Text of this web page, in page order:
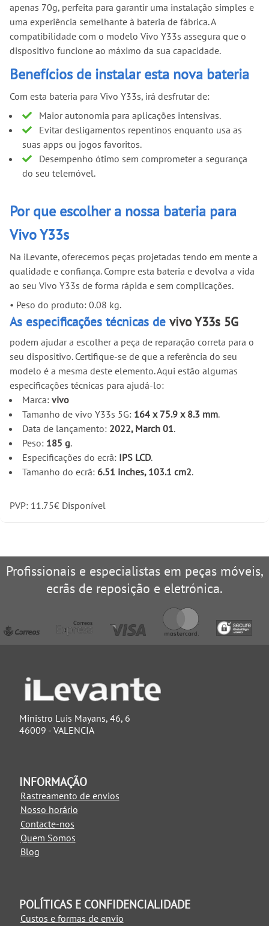
apenas 70g, perfeita para garantir uma instalação simples e
uma experiência semelhante à bateria de fábrica. A
compatibilidade com o modelo Vivo Y33s assegura que o
dispositivo funcione ao máximo da sua capacidade.
Benefícios de instalar esta nova bateria
Com esta bateria para Vivo Y33s, irá desfrutar de:
Maior autonomia para aplicações intensivas.
Evitar desligamentos repentinos enquanto usa as
suas apps ou jogos favoritos.
Desempenho ótimo sem comprometer a segurança
do seu telemóvel.
Por que escolher a nossa bateria para
Vivo Y33s
Na iLevante, oferecemos peças projetadas tendo em mente a
qualidade e confiança. Compre esta bateria e devolva a vida
ao seu Vivo Y33s de forma rápida e sem complicações.
• Peso do produto: 0.08 kg.
As especificações técnicas de vivo Y33s 5G
podem ajudar a escolher a peça de reparação correta para o
seu dispositivo. Certifique-se de que a referência do seu
modelo é a mesma deste elemento. Aqui estão algumas
especificações técnicas para ajudá-lo:
Marca: vivo
Tamanho de vivo Y33s 5G: 164 x 75.9 x 8.3 mm.
Data de lançamento: 2022, March 01.
Peso: 185 g.
Especificações do ecrã: IPS LCD.
Tamanho do ecrã: 6.51 inches, 103.1 cm2.
PVP: 11.75€ Disponível
Profissionais e especialistas em peças móveis,
ecrãs de reposição e eletrónica.
Ministro Luis Mayans, 46, 6
46009 - VALENCIA
INFORMAÇÃO
Rastreamento de envios
Nosso horário
Contacte-nos
Quem Somos
Blog
POLÍTICAS E CONFIDENCIALIDADE
Custos e formas de envio